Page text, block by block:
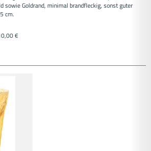
sowie Goldrand, minimal brandfleckig, sonst guter
cm.
€